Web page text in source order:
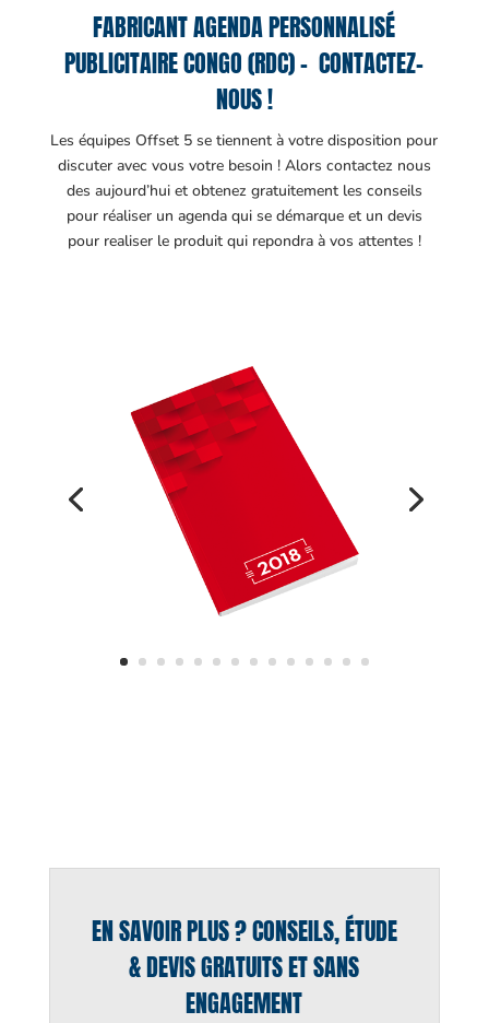
FABRICANT AGENDA PERSONNALISÉ
PUBLICITAIRE CONGO (RDC) – CONTACTEZ-
NOUS !
Les équipes Offset 5 se tiennent à votre disposition pour
discuter avec vous votre besoin ! Alors contactez nous
des aujourd’hui et obtenez gratuitement les conseils
pour réaliser un agenda qui se démarque et un devis
pour realiser le produit qui repondra à vos attentes !
EN SAVOIR PLUS ? CONSEILS, ÉTUDE
& DEVIS GRATUITS ET SANS
ENGAGEMENT